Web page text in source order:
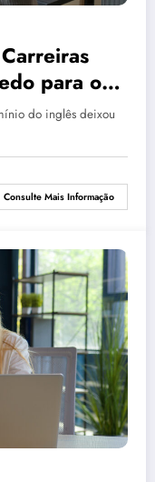
para o
do inglês deixou
Consulte Mais Informação